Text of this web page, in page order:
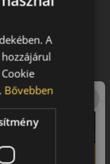
sportos nyári
pontos
biztosít száraz
A
Bővebben